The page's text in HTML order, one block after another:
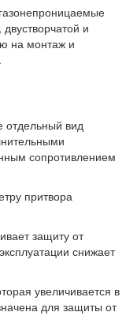
и
на монтаж и
вид
сопротивлением
притвора
защиту от
снижает
увеличивается в
для защиты от